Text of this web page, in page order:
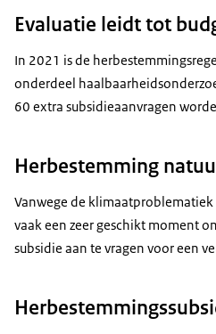
Evaluatie leidt tot
In 2021 is de
onderdeel
60 extra subsidieaanvragen
Herbestemming
Vanwege de
vaak een zeer geschikt moment
subsidie aan te vragen voor een